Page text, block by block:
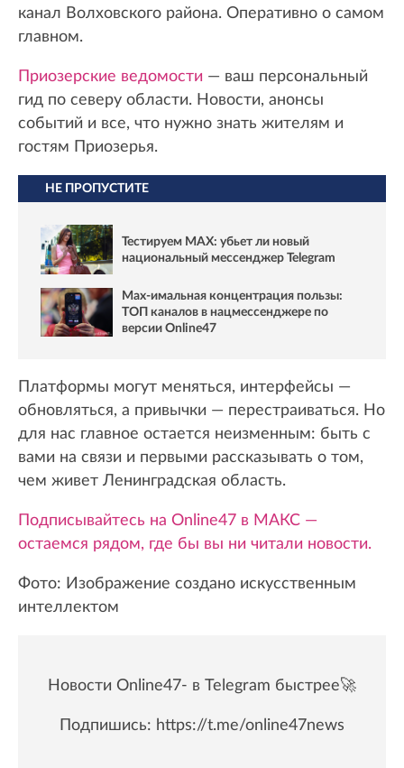
канал Волховского района. Оперативно о самом
главном.
Приозерские ведомости — ваш персональный
гид по северу области. Новости, анонсы
событий и все, что нужно знать жителям и
гостям Приозерья.
НЕ ПРОПУСТИТЕ
Тестируем MAX: убьет ли новый
национальный мессенджер Telegram
Max-имальная концентрация пользы:
ТОП каналов в нацмессенджере по
версии Online47
Платформы могут меняться, интерфейсы —
обновляться, а привычки — перестраиваться. Но
для нас главное остается неизменным: быть с
вами на связи и первыми рассказывать о том,
чем живет Ленинградская область.
Подписывайтесь на Online47 в МАКС —
остаемся рядом, где бы вы ни читали новости.
Фото: Изображение создано искусственным
интеллектом
Новости Online47- в Telegram быстрее🚀
Подпишись: https://t.me/online47news